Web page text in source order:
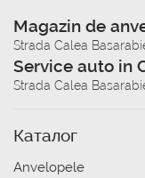
Magazin de
Strada Calea
Service auto in
Strada Calea
Каталог
Anvelopele